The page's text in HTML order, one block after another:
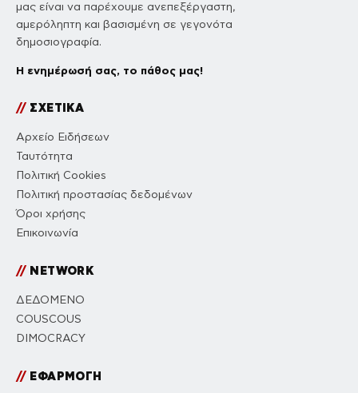
μας είναι να παρέχουμε ανεπεξέργαστη,
αμερόληπτη και βασισμένη σε γεγονότα
δημοσιογραφία.
Η ενημέρωσή σας, το πάθος μας!
//ΣΧΕΤΙΚΑ
Αρχείο Ειδήσεων
Ταυτότητα
Πολιτική Cookies
Πολιτική προστασίας δεδομένων
Όροι χρήσης
Επικοινωνία
//NETWORK
ΔΕΔΟΜΕΝΟ
COUSCOUS
DIMOCRACY
//ΕΦΑΡΜΟΓΗ